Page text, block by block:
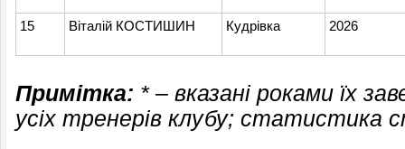
15 Віталій КОСТИШИН Кудрівка 2026
Примітка: * – вказані роками їх
усіх тренерів клубу; статистика